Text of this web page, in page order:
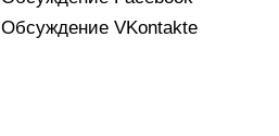
Обсуждение VKontakte